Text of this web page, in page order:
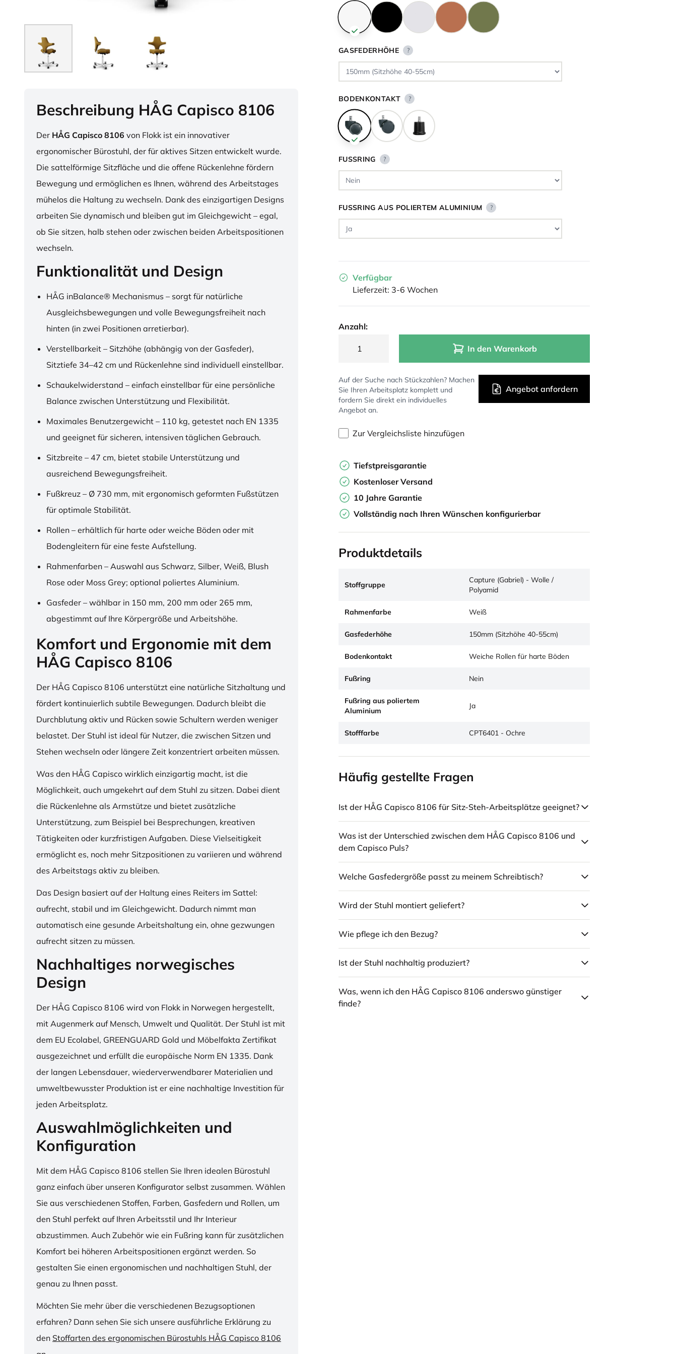
Beschreibung HÅG Capisco 8106
Der HÅG Capisco 8106 von Flokk ist ein innovativer
ergonomischer Bürostuhl, der für aktives Sitzen entwickelt wurde.
Die sattelförmige Sitzfläche und die offene Rückenlehne fördern
Bewegung und ermöglichen es Ihnen, während des Arbeitstages
mühelos die Haltung zu wechseln. Dank des einzigartigen Designs
arbeiten Sie dynamisch und bleiben gut im Gleichgewicht – egal,
ob Sie sitzen, halb stehen oder zwischen beiden Arbeitspositionen
wechseln.
Funktionalität und Design
HÅG inBalance® Mechanismus – sorgt für natürliche
Ausgleichsbewegungen und volle Bewegungsfreiheit nach
hinten (in zwei Positionen arretierbar).
Verstellbarkeit – Sitzhöhe (abhängig von der Gasfeder),
Sitztiefe 34–42 cm und Rückenlehne sind individuell einstellbar.
Schaukelwiderstand – einfach einstellbar für eine persönliche
Balance zwischen Unterstützung und Flexibilität.
Maximales Benutzergewicht – 110 kg, getestet nach EN 1335
und geeignet für sicheren, intensiven täglichen Gebrauch.
Sitzbreite – 47 cm, bietet stabile Unterstützung und
ausreichend Bewegungsfreiheit.
Fußkreuz – Ø 730 mm, mit ergonomisch geformten Fußstützen
für optimale Stabilität.
Rollen – erhältlich für harte oder weiche Böden oder mit
Bodengleitern für eine feste Aufstellung.
Rahmenfarben – Auswahl aus Schwarz, Silber, Weiß, Blush
Rose oder Moss Grey; optional poliertes Aluminium.
Gasfeder – wählbar in 150 mm, 200 mm oder 265 mm,
abgestimmt auf Ihre Körpergröße und Arbeitshöhe.
Komfort und Ergonomie mit dem
HÅG Capisco 8106
Der HÅG Capisco 8106 unterstützt eine natürliche Sitzhaltung und
fördert kontinuierlich subtile Bewegungen. Dadurch bleibt die
Durchblutung aktiv und Rücken sowie Schultern werden weniger
belastet. Der Stuhl ist ideal für Nutzer, die zwischen Sitzen und
Stehen wechseln oder längere Zeit konzentriert arbeiten müssen.
Was den HÅG Capisco wirklich einzigartig macht, ist die
Möglichkeit, auch umgekehrt auf dem Stuhl zu sitzen. Dabei dient
die Rückenlehne als Armstütze und bietet zusätzliche
Unterstützung, zum Beispiel bei Besprechungen, kreativen
Tätigkeiten oder kurzfristigen Aufgaben. Diese Vielseitigkeit
ermöglicht es, noch mehr Sitzpositionen zu variieren und während
des Arbeitstags aktiv zu bleiben.
Das Design basiert auf der Haltung eines Reiters im Sattel:
aufrecht, stabil und im Gleichgewicht. Dadurch nimmt man
automatisch eine gesunde Arbeitshaltung ein, ohne gezwungen
aufrecht sitzen zu müssen.
Nachhaltiges norwegisches
Design
Der HÅG Capisco 8106 wird von Flokk in Norwegen hergestellt,
mit Augenmerk auf Mensch, Umwelt und Qualität. Der Stuhl ist mit
dem EU Ecolabel, GREENGUARD Gold und Möbelfakta Zertifikat
ausgezeichnet und erfüllt die europäische Norm EN 1335. Dank
der langen Lebensdauer, wiederverwendbarer Materialien und
umweltbewusster Produktion ist er eine nachhaltige Investition für
jeden Arbeitsplatz.
Auswahlmöglichkeiten und
Konfiguration
Mit dem HÅG Capisco 8106 stellen Sie Ihren idealen Bürostuhl
ganz einfach über unseren Konfigurator selbst zusammen. Wählen
Sie aus verschiedenen Stoffen, Farben, Gasfedern und Rollen, um
den Stuhl perfekt auf Ihren Arbeitsstil und Ihr Interieur
abzustimmen. Auch Zubehör wie ein Fußring kann für zusätzlichen
Komfort bei höheren Arbeitspositionen ergänzt werden. So
gestalten Sie einen ergonomischen und nachhaltigen Stuhl, der
genau zu Ihnen passt.
Möchten Sie mehr über die verschiedenen Bezugsoptionen
erfahren? Dann sehen Sie sich unsere ausführliche Erklärung zu
den Stoffarten des ergonomischen Bürostuhls HÅG Capisco 8106
GASFEDERHÖHE ?
BODENKONTAKT ?
FUSSRING ?
FUSSRING AUS POLIERTEM ALUMINIUM ?
Verfügbar
Lieferzeit: 3-6 Wochen
Anzahl:
In den Warenkorb
Auf der Suche nach Stückzahlen? Machen
Sie Ihren Arbeitsplatz komplett und
fordern Sie direkt ein individuelles
Angebot an.
Angebot anfordern
Zur Vergleichsliste hinzufügen
Tiefstpreisgarantie
Kostenloser Versand
10 Jahre Garantie
Vollständig nach Ihren Wünschen konfigurierbar
Produktdetails
Stoffgruppe
Capture (Gabriel) - Wolle /
Polyamid
Rahmenfarbe Weiß
Gasfederhöhe 150mm (Sitzhöhe 40-55cm)
Bodenkontakt Weiche Rollen für harte Böden
Fußring Nein
Fußring aus poliertem
Aluminium
Ja
Stofffarbe CPT6401 - Ochre
Häufig gestellte Fragen
Ist der HÅG Capisco 8106 für Sitz-Steh-Arbeitsplätze geeignet?
Was ist der Unterschied zwischen dem HÅG Capisco 8106 und
dem Capisco Puls?
Welche Gasfedergröße passt zu meinem Schreibtisch?
Wird der Stuhl montiert geliefert?
Wie pflege ich den Bezug?
Ist der Stuhl nachhaltig produziert?
Was, wenn ich den HÅG Capisco 8106 anderswo günstiger
finde?